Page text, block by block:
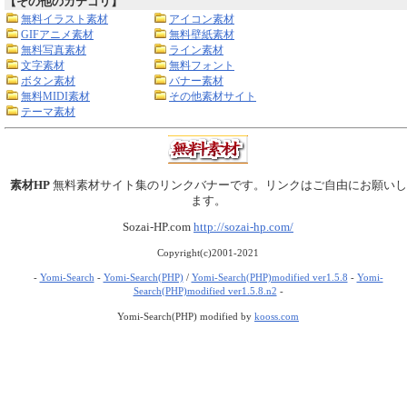
無料イラスト素材
アイコン素材
GIFアニメ素材
無料壁紙素材
無料写真素材
ライン素材
文字素材
無料フォント
ボタン素材
バナー素材
無料MIDI素材
その他素材サイト
テーマ素材
素材HP無料素材サイト集のリンクバナーです。リンクはご自由にお願いし
ます。
Sozai-HP.com http://sozai-hp.com/
Copyright(c)2001-2021
- Yomi-Search- Yomi-Search(PHP)/ Yomi-Search(PHP)modified ver1.5.8 - Yomi-
Search(PHP)modified ver1.5.8.n2 -
Yomi-Search(PHP) modified by kooss.com